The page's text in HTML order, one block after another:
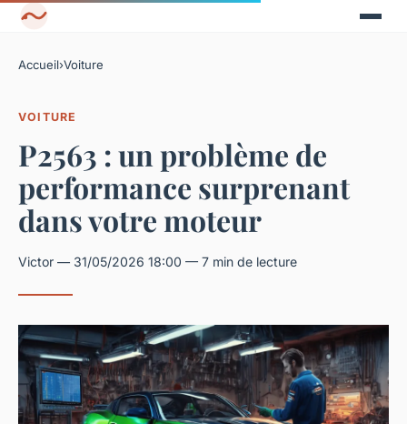
Accueil›Voiture
VOITURE
P2563 : un problème de
performance surprenant
dans votre moteur
Victor — 31/05/2026 18:00 — 7 min de lecture